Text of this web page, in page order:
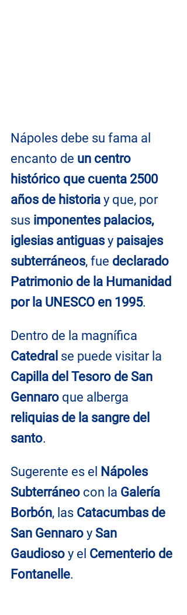
Nápoles debe su fama al
encanto de un centro
histórico que cuenta 2500
años de historia y que, por
sus imponentes palacios,
iglesias antiguas y paisajes
subterráneos, fue declarado
Patrimonio de la Humanidad
por la UNESCO en 1995.
Dentro de la magnífica
Catedral se puede visitar la
Capilla del Tesoro de San
Gennaro que alberga
reliquias de la sangre del
santo.
Sugerente es el Nápoles
Subterráneo con la Galería
Borbón, las Catacumbas de
San Gennaro y San
Gaudioso y el Cementerio de
Fontanelle.